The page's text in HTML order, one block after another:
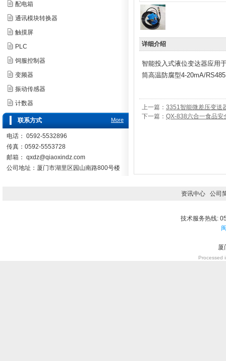
详细介绍
智能投入式液位变达器应用
筒高温防腐型4-20mA/
上一篇： 3351智能微差压变送
下一篇： QX-838六合一食品安
配电箱
通讯模块转换器
触摸屏
PLC
饲服控制器
变频器
振动传感器
计数器
More
联系方式
电话： 0592-5532896
传真：0592-5553728
邮箱： qxdz@qiaoxindz.com
公司地址：厦门市湖里区园山南路800号楼
资讯中心 公司
技术服务热线:
Processed